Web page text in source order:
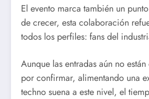
El evento marca también un
de crecer, esta colaboración
todos los perfiles: fans del
Aunque las entradas aún no
por confirmar, alimentando una
techno suena a este nivel, el